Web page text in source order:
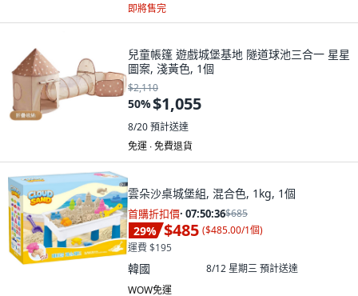
即將售完
兒童帳篷 遊戲城堡基地 隧道球池三合一 星星
圖案, 淺黃色, 1個
$2,110
50%$1,055
8/20預計送達
免運 ∙ 免費退貨
雲朵沙桌城堡組, 混合色, 1kg, 1個
首購折扣價· 07:50:34$685
29% $485 ($485.00/1個)
運費 $195
韓國 8/12 星期三預計送達
WOW免運